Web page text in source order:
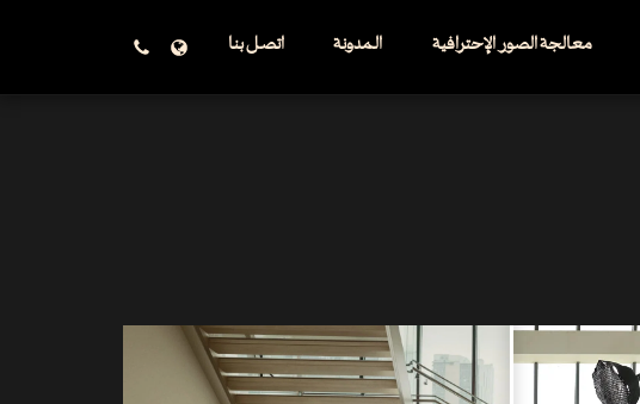
معالجة الصور الإحترافية المدونة اتصل بنا